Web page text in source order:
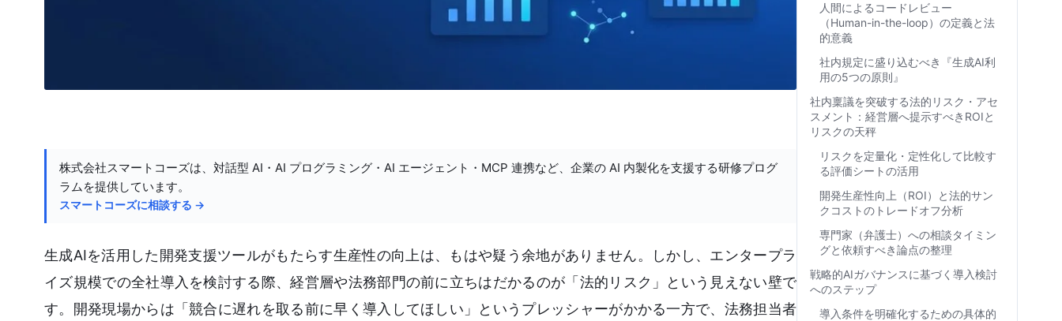
株式会社スマートコーズは、対話型 AI・AI プログラミング・AI エージェント・MCP 連携など、企業の AI 内製化を支援する研修プログ
ラムを提供しています。
スマートコーズに相談する →
生成AIを活用した開発支援ツールがもたらす生産性の向上は、もはや疑う余地がありません。しかし、エンタープラ
イズ規模での全社導入を検討する際、経営層や法務部門の前に立ちはだかるのが「法的リスク」という見えない壁で
す。開発現場からは「競合に遅れを取る前に早く導入してほしい」というプレッシャーがかかる一方で、法務担当者
人間によるコードレビュー
（Human-in-the-loop）の定義と法
的意義
社内規定に盛り込むべき『生成AI利
用の5つの原則』
社内稟議を突破する法的リスク・アセ
スメント：経営層へ提示すべきROIと
リスクの天秤
リスクを定量化・定性化して比較す
る評価シートの活用
開発生産性向上（ROI）と法的サン
クコストのトレードオフ分析
専門家（弁護士）への相談タイミン
グと依頼すべき論点の整理
戦略的AIガバナンスに基づく導入検討
へのステップ
導入条件を明確化するための具体的